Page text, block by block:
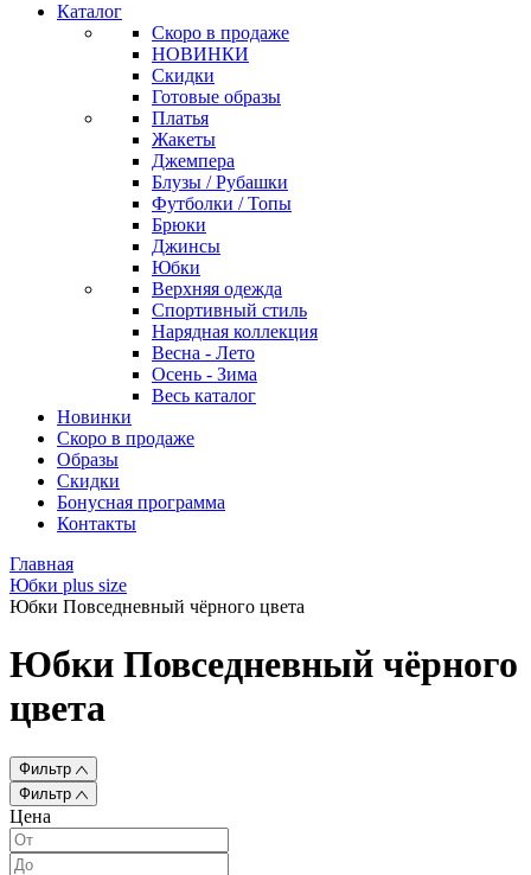
Каталог
Скоро в продаже
НОВИНКИ
Скидки
Готовые образы
Платья
Жакеты
Джемпера
Блузы / Рубашки
Футболки / Топы
Брюки
Джинсы
Юбки
Верхняя одежда
Спортивный стиль
Нарядная коллекция
Весна - Лето
Осень - Зима
Весь каталог
Новинки
Скоро в продаже
Образы
Скидки
Бонусная программа
Контакты
Главная
Юбки plus size
Юбки Повседневный чёрного цвета
Юбки Повседневный чёрного
цвета
Фильтр
Фильтр
Цена